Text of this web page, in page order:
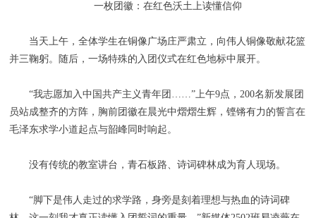
一枚团徽：在红色沃土上读懂信仰
当天上午，全体学生在铜像广场庄严肃立，向伟人铜像敬献花篮
并三鞠躬。随后，一场特殊的入团仪式在红色地标中展开。
“我志愿加入中国共产主义青年团……”上午9点，200名新发展团
员站成整齐的方阵，胸前团徽在晨光中熠熠生辉，铿锵有力的誓言在
毛泽东求学小道起点与韶峰同时响起。
没有传统的教室讲台，青石板路、诗词碑林成为育人现场。
“脚下是伟人走过的求学路，身旁是刻着理想与热血的诗词碑